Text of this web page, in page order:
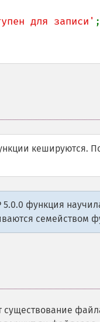
для записи' ;
кешируются.
5.0.0 функция
семейством
существование